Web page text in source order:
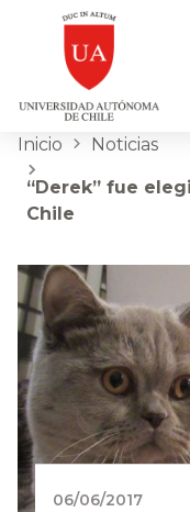
Inicio Noticias
“Derek” fue
Chile
06/06/2017